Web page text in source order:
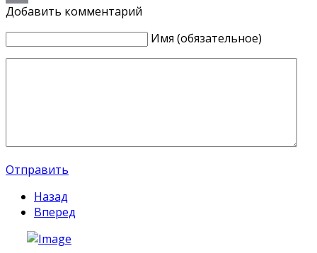
Email
Добавить комментарий
Имя (обязательное)
Отправить
Назад
Вперед